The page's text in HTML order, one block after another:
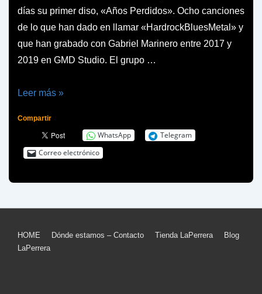
días su primer diso, «Años Perdidos». Ocho canciones
de lo que han dado en llamar «HardrockBluesMetal» y
que han grabado con Gabriel Marinero entre 2017 y
2019 en GMD Studio. El grupo …
43
publican
primer
Leer más »
Compartir
WhatsApp
Telegram
Correo electrónico
Menú
HOME Dónde estamos – Contacto Tienda LaPerrera
Blog
LaPerrera